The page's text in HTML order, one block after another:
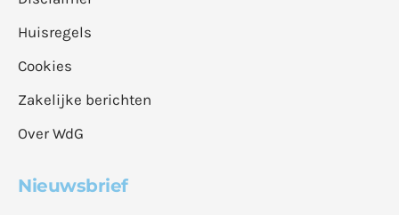
Huisregels
Cookies
Zakelijke berichten
Over WdG
Nieuwsbrief